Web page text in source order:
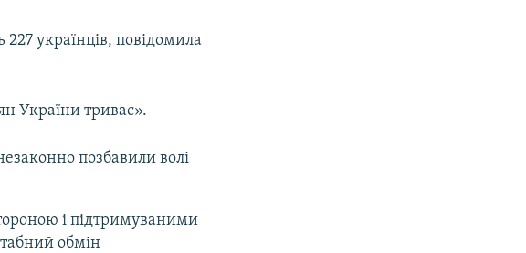
українців, повідомила
України триває».
позбавили волі
і підтримуваними
обмін